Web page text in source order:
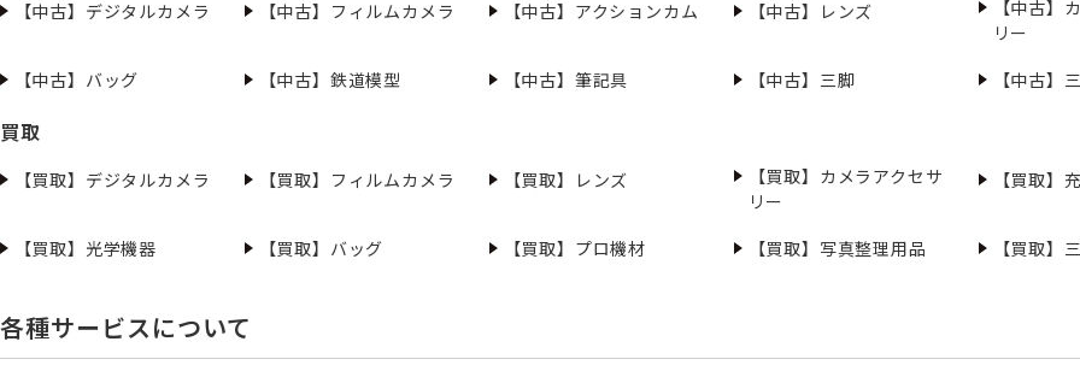
【中古】デジタルカメラ 【中古】フィルムカメラ 【中古】アクションカム 【中古】レンズ
【中古】
リー
【中古】バッグ
【中古】鉄道模型 【中古】筆記具 【中古】三脚 【中古】
買取
【買取】デジタルカメラ 【買取】フィルムカメラ 【買取】レンズ
【買取】カメラアクセサ
リー
【買取】
【買取】光学機器 【買取】バッグ 【買取】プロ機材 【買取】写真整理用品 【買取】
各種サービスについて